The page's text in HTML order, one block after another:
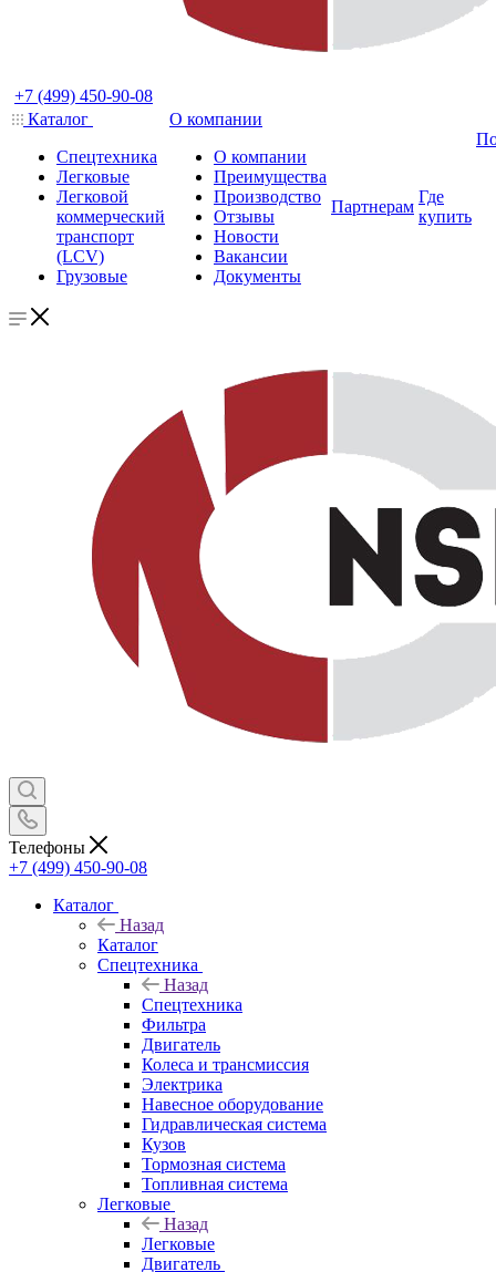
+7 (499) 450-90-08
Каталог
Спецтехника
Легковые
Легковой
коммерческий
транспорт
(LCV)
Грузовые
О компании
О компании
Преимущества
Производство
Отзывы
Новости
Вакансии
Документы
Партнерам
Где
купить
Телефоны
+7 (499) 450-90-08
Каталог
Назад
Каталог
Спецтехника
Назад
Спецтехника
Фильтра
Двигатель
Колеса и трансмиссия
Электрика
Навесное оборудование
Гидравлическая система
Кузов
Тормозная система
Топливная система
Легковые
Назад
Легковые
Двигатель